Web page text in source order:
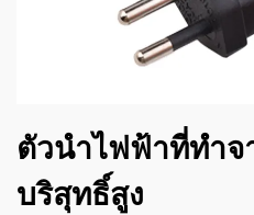
ตัวนำไฟฟ้าที่ทำจ
บริสุทธิ์สูง